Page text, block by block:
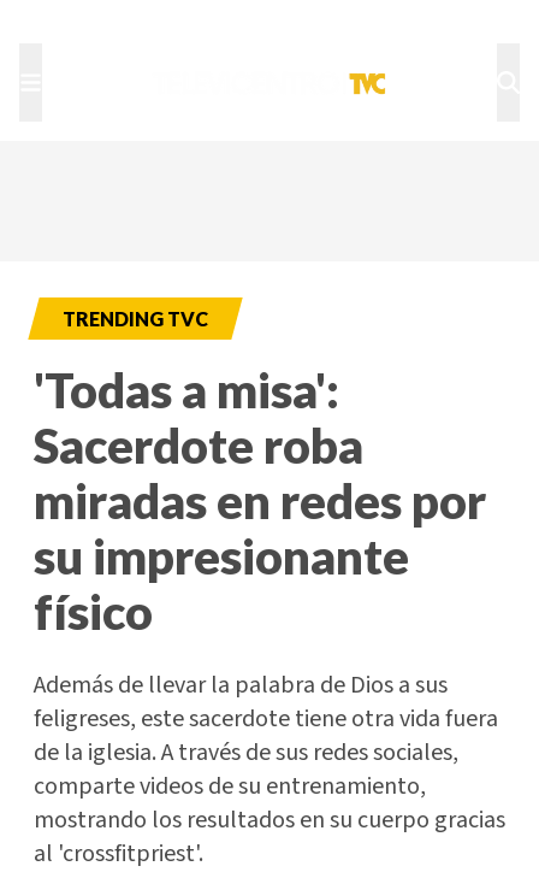
TRENDING TVC
'Todas a misa':
Sacerdote roba
miradas en redes por
su impresionante
físico
Además de llevar la palabra de Dios a sus
feligreses, este sacerdote tiene otra vida fuera
de la iglesia. A través de sus redes sociales,
comparte videos de su entrenamiento,
mostrando los resultados en su cuerpo gracias
al 'crossfitpriest'.